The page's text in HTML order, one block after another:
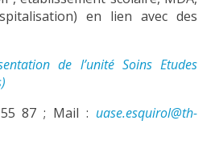
en lien avec des
de l’unité Soins Etudes
87 ; Mail : uase.esquirol@th-